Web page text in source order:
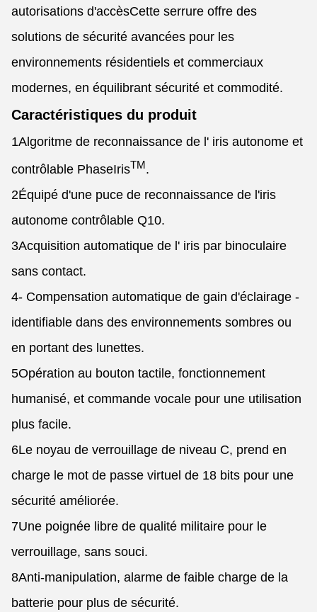
autorisations d'accèsCette serrure offre des
solutions de sécurité avancées pour les
environnements résidentiels et commerciaux
modernes, en équilibrant sécurité et commodité.
Caractéristiques du produit
1Algoritme de reconnaissance de l' iris autonome et
contrôlable PhaseIrisTM.
2Équipé d'une puce de reconnaissance de l'iris
autonome contrôlable Q10.
3Acquisition automatique de l' iris par binoculaire
sans contact.
4- Compensation automatique de gain d'éclairage ­
identifiable dans des environnements sombres ou
en portant des lunettes.
5Opération au bouton tactile, fonctionnement
humanisé, et commande vocale pour une utilisation
plus facile.
6Le noyau de verrouillage de niveau C, prend en
charge le mot de passe virtuel de 18 bits pour une
sécurité améliorée.
7Une poignée libre de qualité militaire pour le
verrouillage, sans souci.
8Anti-manipulation, alarme de faible charge de la
batterie pour plus de sécurité.